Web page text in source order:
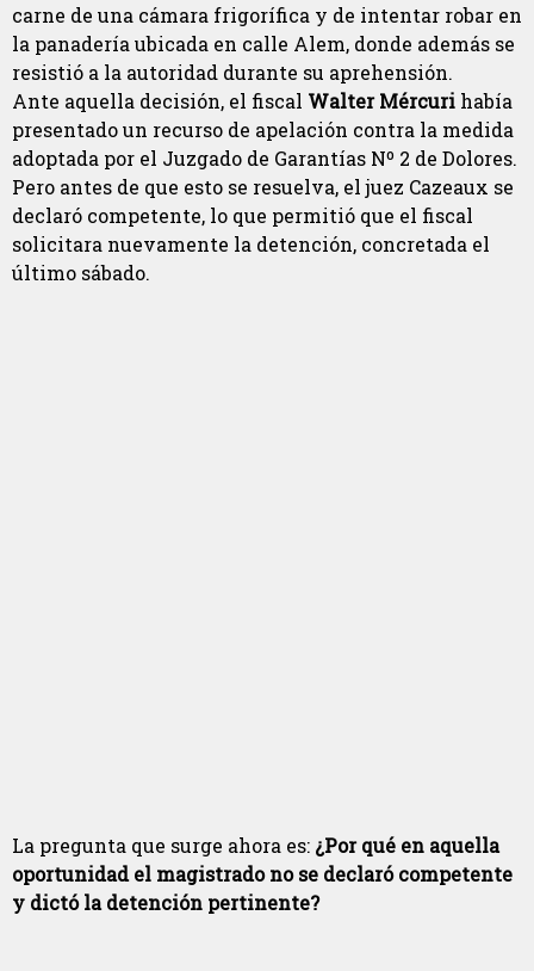
carne de una cámara frigorífica y de intentar robar en
la panadería ubicada en calle Alem, donde además se
resistió a la autoridad durante su aprehensión.
Ante aquella decisión, el fiscal Walter Mércuri había
presentado un recurso de apelación contra la medida
adoptada por el Juzgado de Garantías Nº 2 de Dolores.
Pero antes de que esto se resuelva, el juez Cazeaux se
declaró competente, lo que permitió que el fiscal
solicitara nuevamente la detención, concretada el
último sábado.
La pregunta que surge ahora es: ¿Por qué en aquella
oportunidad el magistrado no se declaró competente
y dictó la detención pertinente?